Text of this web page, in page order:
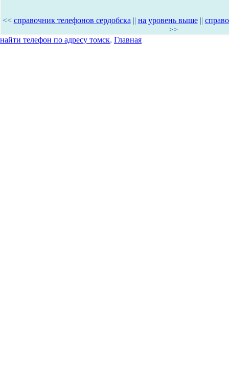
<< справочник телефонов сердобска || на уровень выше||
>>
найти телефон по адресу томск, Главная